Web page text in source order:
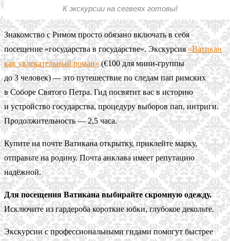
К экскурсии на сегвеях готовы!
Знакомство с Римом просто обязано включать в себя
посещение «государства в государстве». Экскурсия«Ватикан
как увлекательный роман»(€100 для мини-группы
до 3 человек) — это путешествие по следам пап римских
в Соборе Святого Петра. Гид посвятит вас в историю
и устройство государства, процедуру выборов пап, интриги.
Продолжительность — 2,5 часа.
Купите на почте Ватикана открытку, приклейте марку,
отправьте на родину. Почта анклава имеет репутацию
надёжной.
Для посещения Ватикана выбирайте скромную одежду.
Исключите из гардероба короткие юбки, глубокое декольте.
Экскурсии с профессиональными гидами помогут быстрее